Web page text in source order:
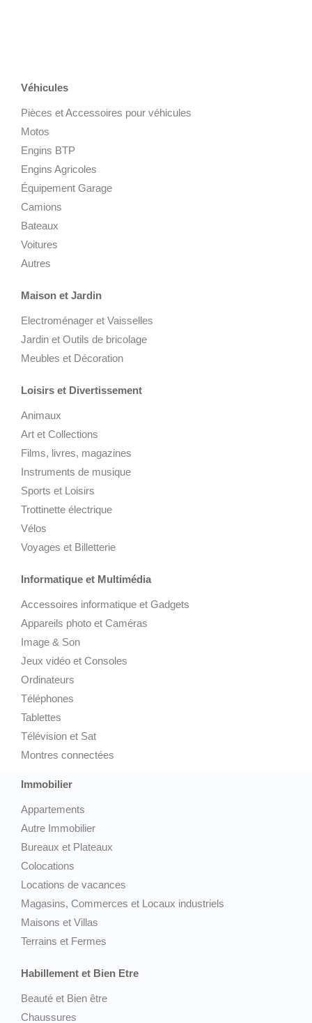
Véhicules
Pièces et Accessoires pour véhicules
Motos
Engins BTP
Engins Agricoles
Équipement Garage
Camions
Bateaux
Voitures
Autres
Maison et Jardin
Electroménager et Vaisselles
Jardin et Outils de bricolage
Meubles et Décoration
Loisirs et Divertissement
Animaux
Art et Collections
Films, livres, magazines
Instruments de musique
Sports et Loisirs
Trottinette électrique
Vélos
Voyages et Billetterie
Informatique et Multimédia
Accessoires informatique et Gadgets
Appareils photo et Caméras
Image & Son
Jeux vidéo et Consoles
Ordinateurs
Téléphones
Tablettes
Télévision et Sat
Montres connectées
Immobilier
Appartements
Autre Immobilier
Bureaux et Plateaux
Colocations
Locations de vacances
Magasins, Commerces et Locaux industriels
Maisons et Villas
Terrains et Fermes
Habillement et Bien Etre
Beauté et Bien être
Chaussures